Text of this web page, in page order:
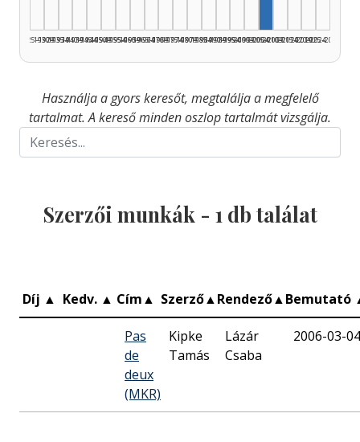
1925–1929
1930–1934
1935–1939
1940–1944
1945–1949
1950–1954
1955–1959
1960–1964
1965–1969
1970–1974
1975–1979
1980–1984
1985–1989
1990–1994
1995–1999
2000–2004
2005–2009
2010–2014
2015–2019
2020–2024
2025–2026
Használja a gyors keresőt, megtalálja a megfelelő
tartalmat. A kereső minden oszlop tartalmát vizsgálja.
Szerzői munkák - 1 db találat
Díj ▲ Kedv. ▲ Cím▲ Szerző▲Rendező▲Bemutató
Pas
de
deux
(MKR)
Kipke
Tamás
Lázár
Csaba
2006-03-04